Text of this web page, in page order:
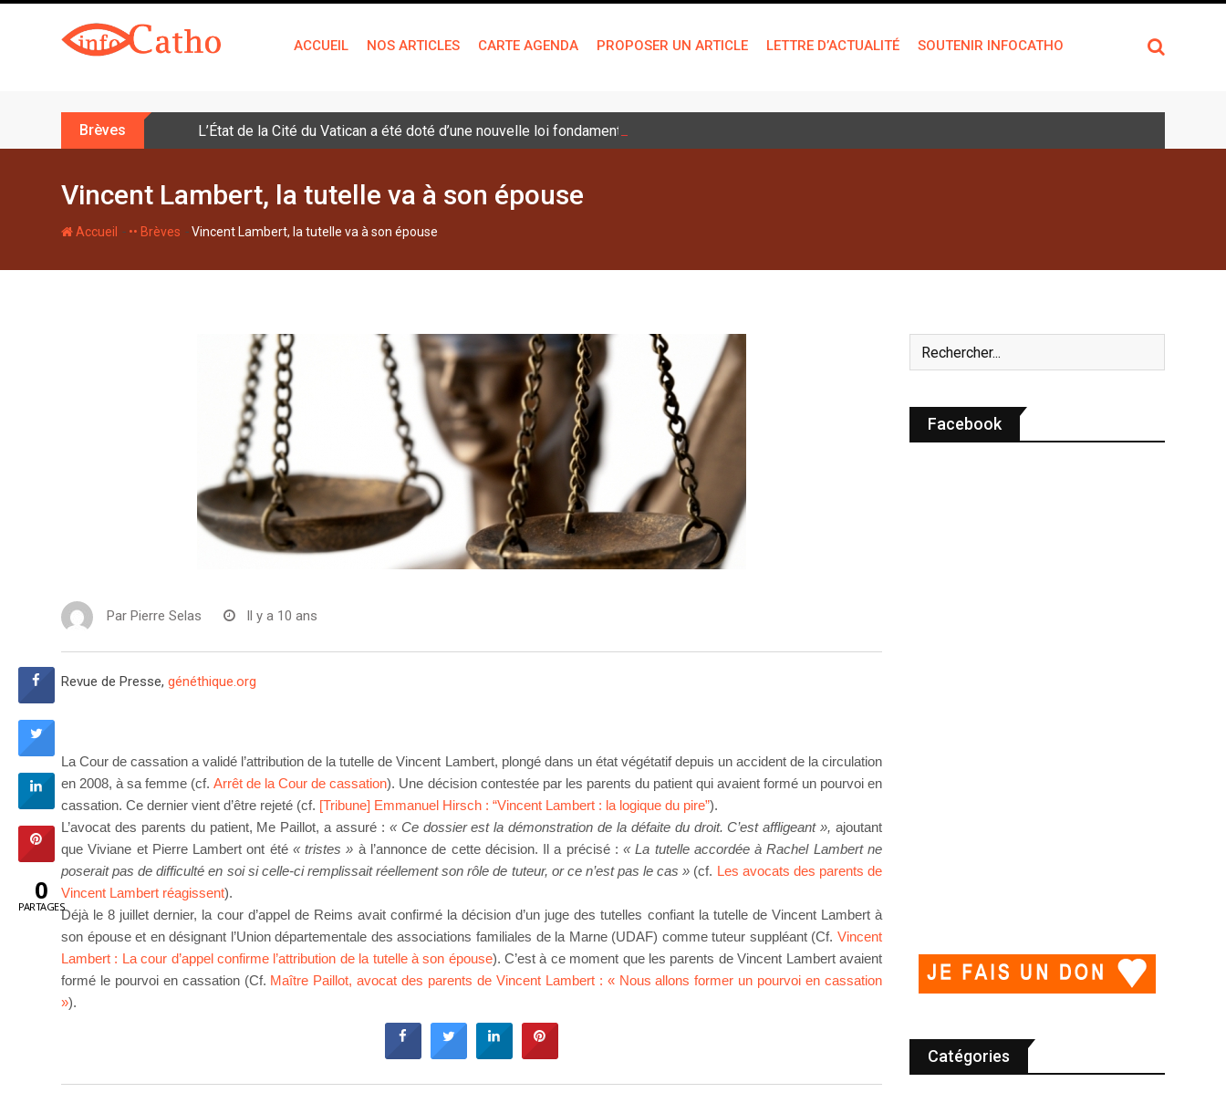
t
ACCUEIL NOS ARTICLES CARTE AGENDA PROPOSER UN ARTICLE LETTRE D’ACTUALITÉ SOUTENIR INFOCATHO
Brèves L’État de la Cité du Vatican a été doté d’une nouvelle loi fondamentale
Vincent Lambert, la tutelle va à son épouse
Accueil - •• Brèves -Vincent Lambert, la tutelle va à son épouse
Par Pierre Selas Il y a 10 ans
Revue de Presse, généthique.org
La Cour de cassation a validé l’attribution de la tutelle de Vincent Lambert, plongé dans un état végétatif depuis un accident de la circulation
en 2008, à sa femme (cf.Arrêt de la Cour de cassation). Une décision contestée par les parents du patient qui avaient formé un pourvoi en
cassation. Ce dernier vient d’être rejeté (cf. [Tribune] Emmanuel Hirsch : “Vincent Lambert : la logique du pire”).
L’avocat des parents du patient, Me Paillot, a assuré : « Ce dossier est la démonstration de la défaite du droit. C’est affligeant », ajoutant
que Viviane et Pierre Lambert ont été « tristes » à l’annonce de cette décision. Il a précisé :« La tutelle accordée à Rachel Lambert ne
poserait pas de difficulté en soi si celle-ci remplissait réellement son rôle de tuteur, or ce n’est pas le cas » (cf. Les avocats des parents de
Vincent Lambert réagissent).
Déjà le 8 juillet dernier, la cour d’appel de Reims avait confirmé la décision d’un juge des tutelles confiant la tutelle de Vincent Lambert à
son épouse et en désignant l’Union départementale des associations familiales de la Marne (UDAF) comme tuteur suppléant (Cf. Vincent
Lambert : La cour d’appel confirme l’attribution de la tutelle à son épouse). C’est à ce moment que les parents de Vincent Lambert avaient
formé le pourvoi en cassation (Cf. Maître Paillot, avocat des parents de Vincent Lambert : « Nous allons former un pourvoi en cassation
»).
Facebook
Catégories
0
PARTAGES